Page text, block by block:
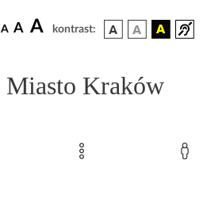
A A A kontrast:
Miasto Kraków